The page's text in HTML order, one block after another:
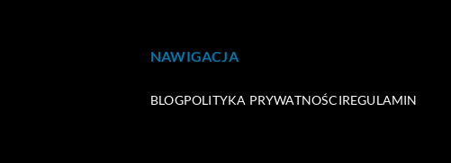
NAWIGACJA
BLOGPOLITYKA PRYWATNOŚCIREGULAMIN